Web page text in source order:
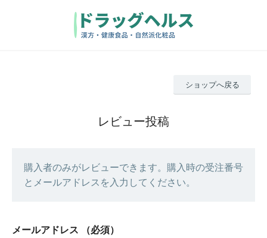
ショップへ戻る
レビュー投稿
購入者のみがレビューできます。購入時の受注番号
とメールアドレスを入力してください。
メールアドレス （必須）